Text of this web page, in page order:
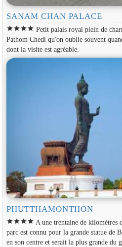
SANAM CHAN PALACE
starstarstarstar Petit palais royal plein de
Pathom Chedi qu'on oublie souvent
dont la visite est agréable.
PHUTTHAMONTHON
starstarstarstar A une trentaine de kilomètres
parc est connu pour la grande statue de
en son centre et serait la plus grande du